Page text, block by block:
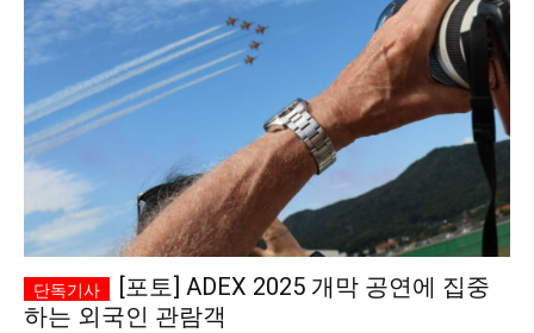
[포토] ADEX 2025 개막 공연에 집중
하는 외국인 관람객